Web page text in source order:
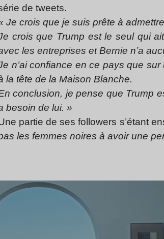
de tweets.
Je crois que je suis prête à
crois que Trump est le seul qui
les entreprises et Bernie n’a
n’ai confiance en ce pays que
la tête de la Maison Blanche.
conclusion, je pense que Trump
besoin de lui. »
partie de ses followers s’étant
les femmes noires à avoir une
Lire l’article